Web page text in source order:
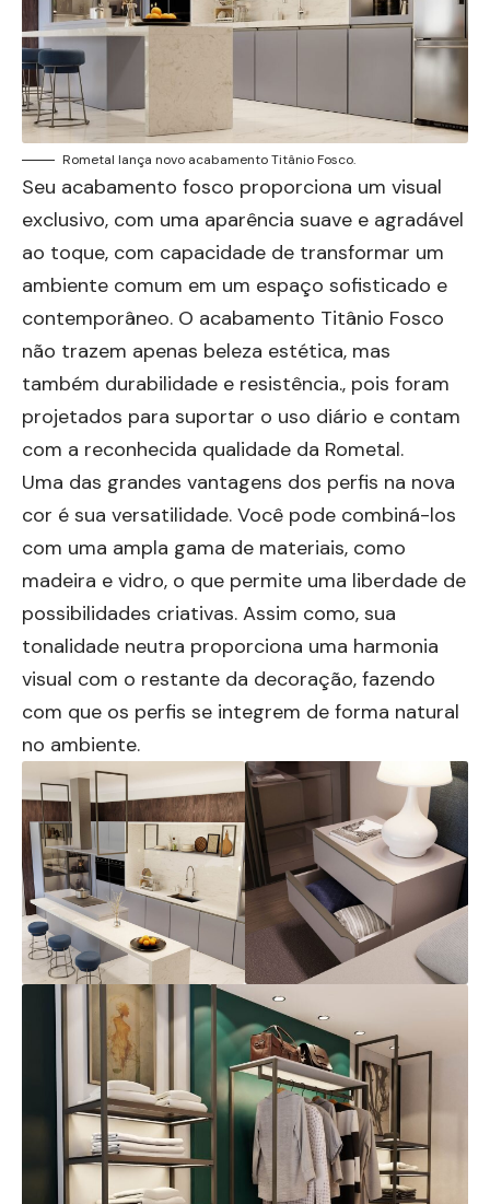
Rometal lança novo acabamento Titânio Fosco.
Seu acabamento fosco proporciona um visual
exclusivo, com uma aparência suave e agradável
ao toque, com capacidade de transformar um
ambiente comum em um espaço sofisticado e
contemporâneo. O acabamento Titânio Fosco
não trazem apenas beleza estética, mas
também durabilidade e resistência., pois foram
projetados para suportar o uso diário e contam
com a reconhecida qualidade da Rometal.
Uma das grandes vantagens dos perfis na nova
cor é sua versatilidade. Você pode combiná-los
com uma ampla gama de materiais, como
madeira e vidro, o que permite uma liberdade de
possibilidades criativas. Assim como, sua
tonalidade neutra proporciona uma harmonia
visual com o restante da decoração, fazendo
com que os perfis se integrem de forma natural
no ambiente.